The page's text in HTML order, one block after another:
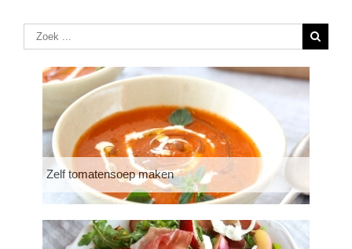
Zelf tomatensoep maken